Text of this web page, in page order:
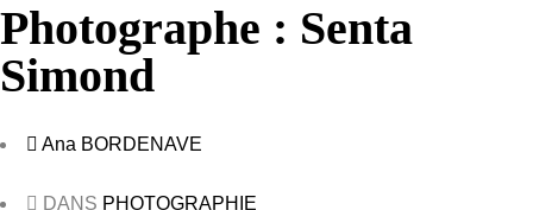
Photographe : Senta
Simond
Ana BORDENAVE
DANS PHOTOGRAPHIE